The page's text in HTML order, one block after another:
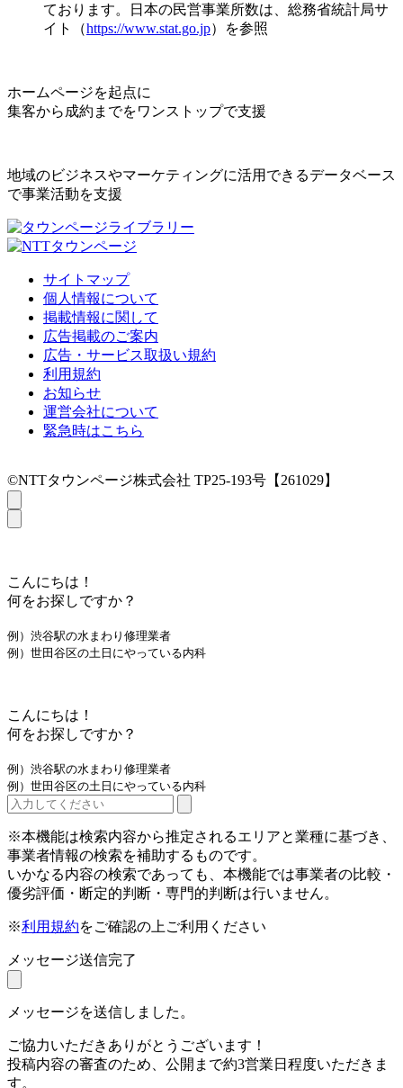
ております。日本の民営事業所数は、総務省統計局サ
イト（https://www.stat.go.jp）を参照
ホームページを起点に
集客から成約までをワンストップで支援
地域のビジネスやマーケティングに活用できるデータベース
で事業活動を支援
サイトマップ
個人情報について
掲載情報に関して
広告掲載のご案内
広告・サービス取扱い規約
利用規約
お知らせ
運営会社について
緊急時はこちら
©NTTタウンページ株式会社 TP25-193号【261029】
こんにちは！
何をお探しですか？
例）渋谷駅の水まわり修理業者
例）世田谷区の土日にやっている内科
こんにちは！
何をお探しですか？
例）渋谷駅の水まわり修理業者
例）世田谷区の土日にやっている内科
※本機能は検索内容から推定されるエリアと業種に基づき、
事業者情報の検索を補助するものです。
いかなる内容の検索であっても、本機能では事業者の比較・
優劣評価・断定的判断・専門的判断は行いません。
※利用規約をご確認の上ご利用ください
メッセージ送信完了
メッセージを送信しました。
ご協力いただきありがとうございます！
投稿内容の審査のため、公開まで約3営業日程度いただきま
す。